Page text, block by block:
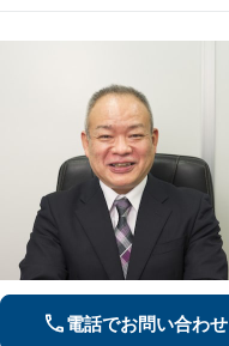
電話でお問い合わせ